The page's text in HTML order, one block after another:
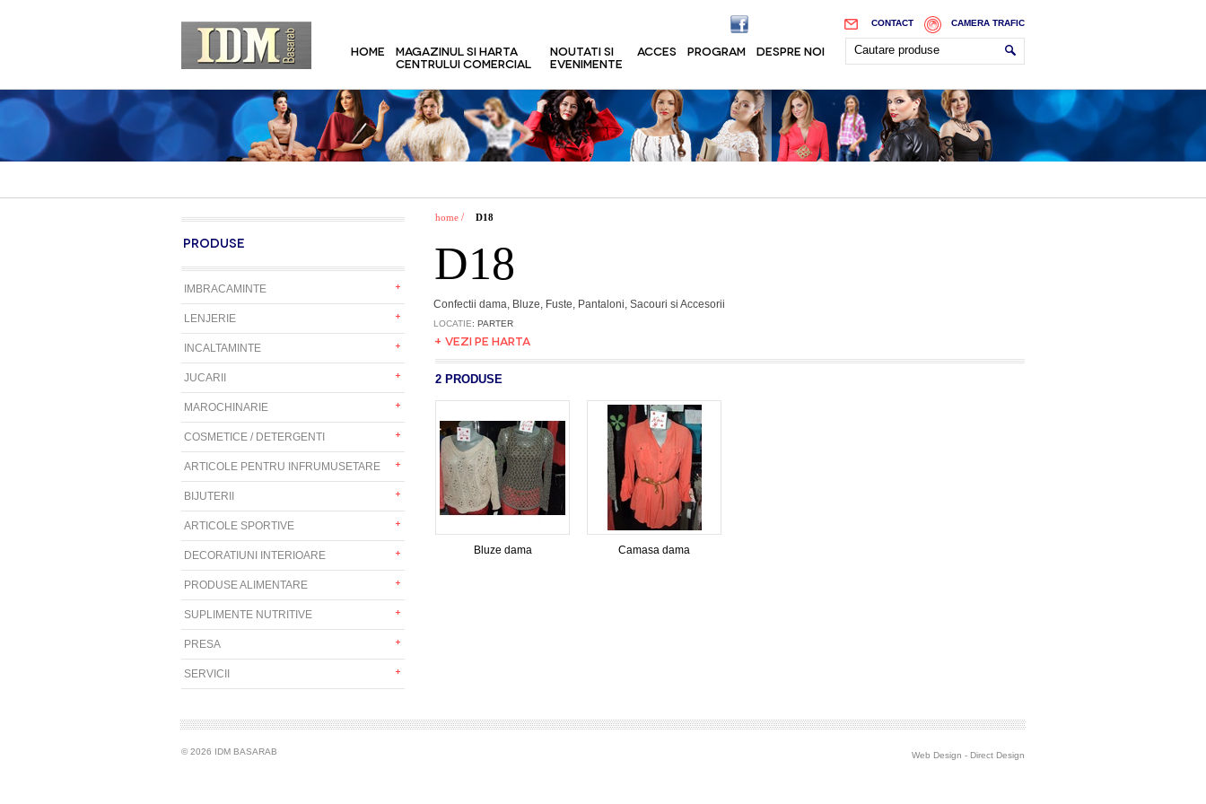
CAMERA TRAFIC
CONTACT
HOME
MAGAZINUL SI HARTA
CENTRULUI COMERCIAL
NOUTATI SI
EVENIMENTE
ACCES PROGRAM DESPRE NOI
PRODUSE
IMBRACAMINTE
LENJERIE
INCALTAMINTE
JUCARII
MAROCHINARIE
COSMETICE / DETERGENTI
ARTICOLE PENTRU INFRUMUSETARE
BIJUTERII
ARTICOLE SPORTIVE
DECORATIUNI INTERIOARE
PRODUSE ALIMENTARE
SUPLIMENTE NUTRITIVE
PRESA
SERVICII
home / D18
D18
Confectii dama, Bluze, Fuste, Pantaloni, Sacouri si Accesorii
LOCATIE: PARTER
+ VEZI PE HARTA
2 PRODUSE
Bluze dama Camasa dama
© 2026 IDM BASARAB Web Design - Direct Design